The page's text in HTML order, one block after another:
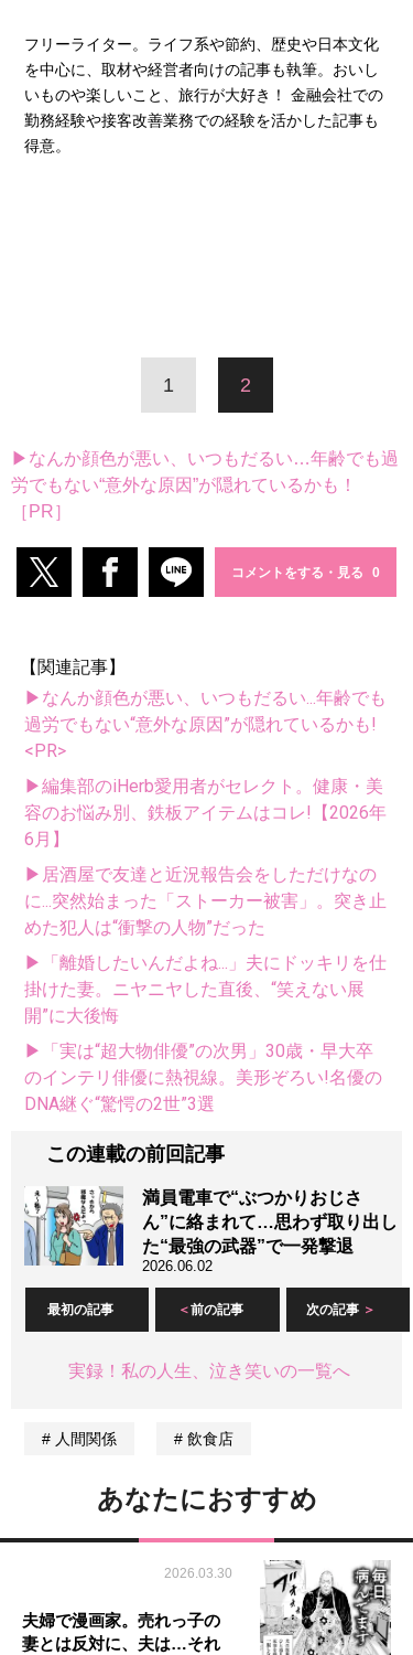
フリーライター。ライフ系や節約、歴史や日本文化
を中心に、取材や経営者向けの記事も執筆。おいし
いものや楽しいこと、旅行が大好き！ 金融会社での
勤務経験や接客改善業務での経験を活かした記事も
得意。
1 2
▶なんか顔色が悪い、いつもだるい…年齢でも過
労でもない“意外な原因”が隠れているかも！
［PR］
コメントをする・見る
【関連記事】
▶なんか顔色が悪い、いつもだるい...年齢でも
過労でもない“意外な原因”が隠れているかも!
<PR>
▶編集部のiHerb愛用者がセレクト。健康・美
容のお悩み別、鉄板アイテムはコレ!【2026年
6月】
▶居酒屋で友達と近況報告会をしただけなの
に...突然始まった「ストーカー被害」。突き止
めた犯人は“衝撃の人物”だった
▶「離婚したいんだよね...」夫にドッキリを仕
掛けた妻。ニヤニヤした直後、“笑えない展
開”に大後悔
▶「実は“超大物俳優”の次男」30歳・早大卒
のインテリ俳優に熱視線。美形ぞろい!名優の
DNA継ぐ“驚愕の2世”3選
この連載の前回記事
満員電車で“ぶつかりおじさ
ん”に絡まれて…思わず取り出し
た“最強の武器”で一発撃退
2026.06.02
最初の記事 前の記事 次の記事
実録！私の人生、泣き笑いの一覧へ
人間関係 飲食店
あなたにおすすめ
2026.03.30
夫婦で漫画家。売れっ子の
妻とは反対に、夫は…それ